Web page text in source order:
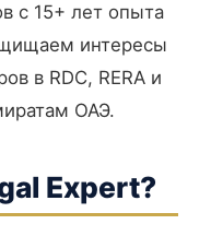
с 15+ лет опыта
интересы
в RDC, RERA и
ОАЭ.
Expert?